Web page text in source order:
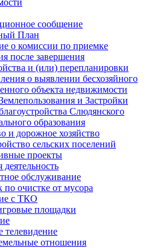
сообщение
План
о комиссии по приемке
после завершения
и (или) перепланировки
о выявлении бесхозяйного
объекта недвижимости
и Застройки
Слюдянского
образования
и дорожное хозяйство
сельских поселений
проекты
обслуживание
очистке от мусора
с ТКО
площадки
телевидение
отношения